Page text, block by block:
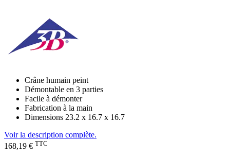
Crâne humain peint
Démontable en 3 parties
Facile à démonter
Fabrication à la main
Dimensions 23.2 x 16.7 x 16.7
Voir la description complète.
168,19 € TTC